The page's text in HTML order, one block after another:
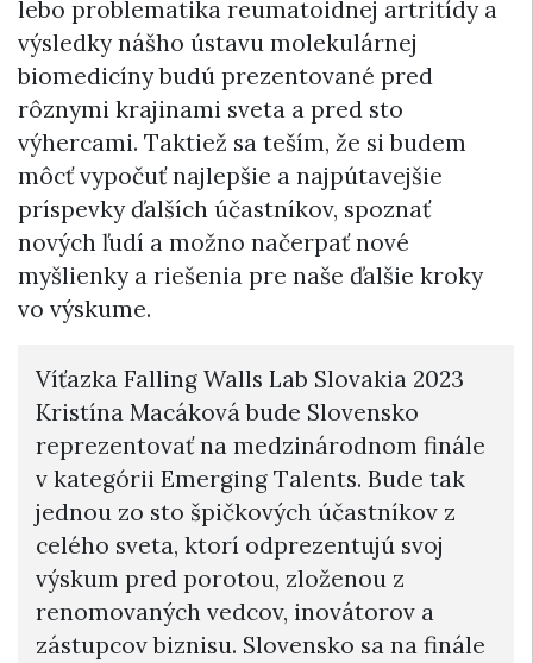
lebo problematika reumatoidnej artritídy a
výsledky nášho ústavu molekulárnej
biomedicíny budú prezentované pred
rôznymi krajinami sveta a pred sto
výhercami. Taktiež sa teším, že si budem
môcť vypočuť najlepšie a najpútavejšie
príspevky ďalších účastníkov, spoznať
nových ľudí a možno načerpať nové
myšlienky a riešenia pre naše ďalšie kroky
vo výskume.
Víťazka Falling Walls Lab Slovakia 2023
Kristína Macáková bude Slovensko
reprezentovať na medzinárodnom finále
v kategórii Emerging Talents. Bude tak
jednou zo sto špičkových účastníkov z
celého sveta, ktorí odprezentujú svoj
výskum pred porotou, zloženou z
renomovaných vedcov, inovátorov a
zástupcov biznisu. Slovensko sa na finále